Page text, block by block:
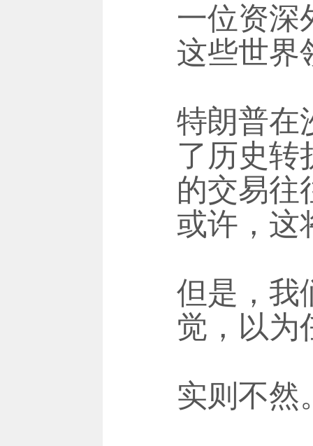
一位资深
这些世界
特朗普在
了历史转
的交易
或许，这
但是，我
觉，以为
实则不然